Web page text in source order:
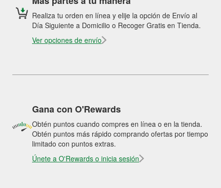
Realiza tu orden en línea y elije la opción de Envío al
Día Siguiente a Domicilio o Recoger Gratis en Tienda.
Ver opciones de envío
Gana con O'Rewards
Obtén puntos cuando compres en línea o en la tienda.
Obtén puntos más rápido comprando ofertas por tiempo
limitado con puntos extras.
Únete a O'Rewards o inicia sesión